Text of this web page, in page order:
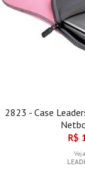
2823 - Case
R$